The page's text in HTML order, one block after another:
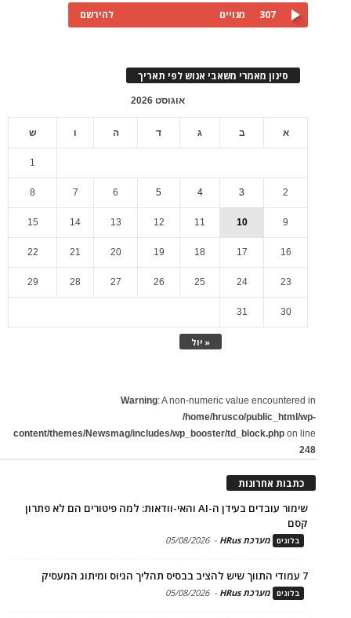
307 מנויים להירשם
סינון מאמרי משאבי אנוש לפי תאריך
אוגוסט 2026
א ב ג ד ה ו ש
« יול
1
2
3
4
5
6
7
8
9
10
11
12
13
14
15
16
17
18
19
20
21
22
23
24
25
26
27
28
29
30
31
Warning: A non-numeric value encountered in
/home/hrusco/public_html/wp-
content/themes/Newsmag/includes/wp_booster/td_block.php on line
248
כתבות אחרונות
שימור עובדים בעידן ה-AI והאי-וודאות: למה פיטורים הם לא פתרון
קסם
בלוגים מערכת HRus -
05/08/2026
7 עמודי התווך שיש להציב בבסיס תהליך הגיוס ומיתוג המעסיק
בלוגים מערכת HRus -
05/08/2026